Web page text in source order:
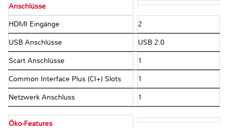
Anschlüsse
HDMI Eingänge 2
USB Anschlüsse USB 2.0
Scart Anschlüsse 1
Common Interface Plus (CI+) Slots 1
Netzwerk Anschluss 1
Öko-Features